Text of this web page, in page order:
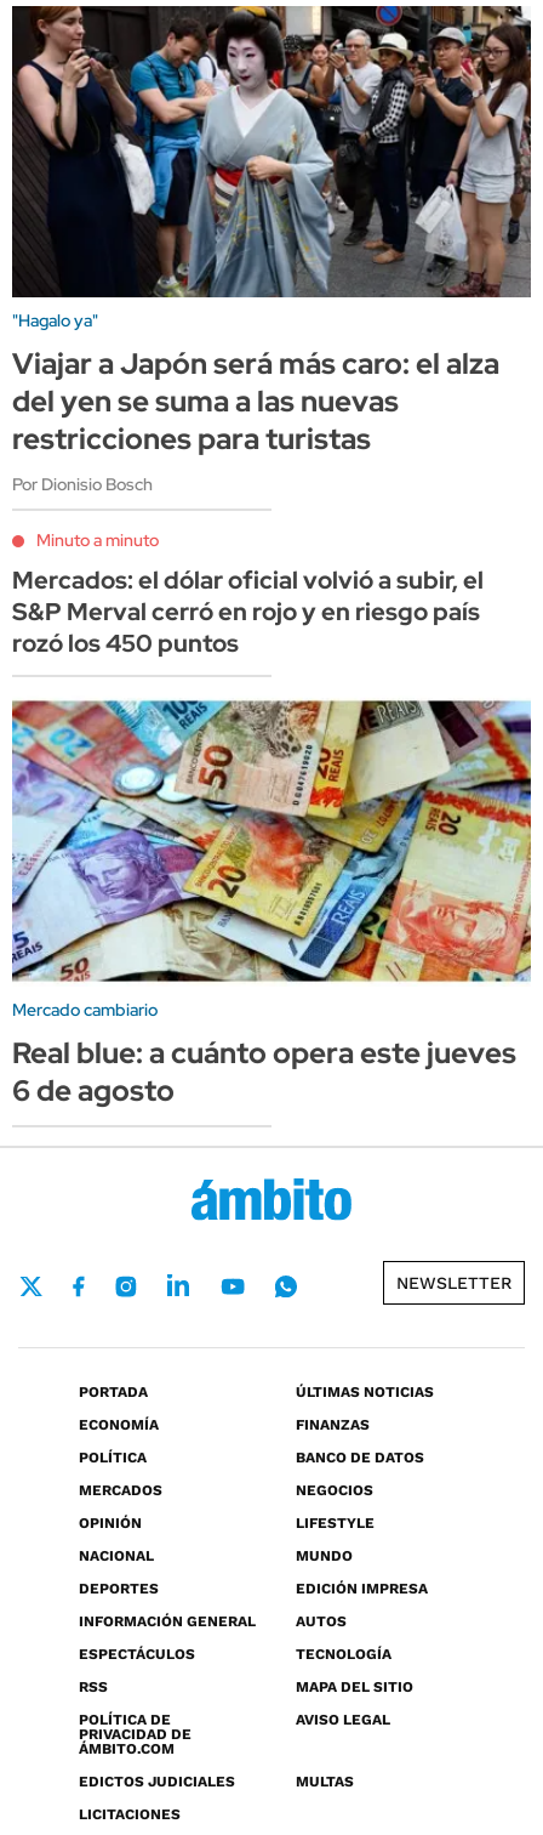
"Hagalo ya"
Viajar a Japón será más caro: el alza
del yen se suma a las nuevas
restricciones para turistas
Por Dionisio Bosch
Minuto a minuto
Mercados: el dólar oficial volvió a subir, el
S&P Merval cerró en rojo y en riesgo país
rozó los 450 puntos
Mercado cambiario
Real blue: a cuánto opera este jueves
6 de agosto
NEWSLETTER
PORTADA
ÚLTIMAS NOTICIAS
ECONOMÍA
FINANZAS
POLÍTICA
BANCO DE DATOS
MERCADOS
NEGOCIOS
OPINIÓN
LIFESTYLE
NACIONAL
MUNDO
DEPORTES
EDICIÓN IMPRESA
INFORMACIÓN GENERAL
AUTOS
ESPECTÁCULOS
TECNOLOGÍA
RSS
MAPA DEL SITIO
POLÍTICA DE
PRIVACIDAD DE
ÁMBITO.COM
AVISO LEGAL
EDICTOS JUDICIALES
MULTAS
LICITACIONES